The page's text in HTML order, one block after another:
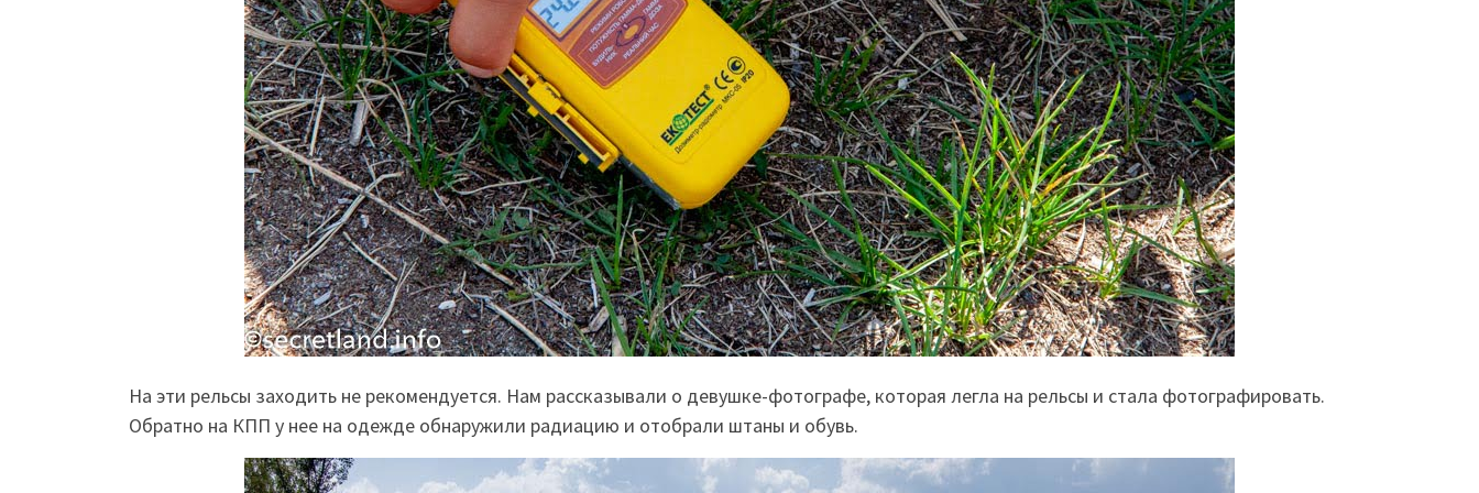
На эти рельсы заходить не рекомендуется. Нам рассказывали о девушке-фотографе, которая легла на рельсы и стала фотографировать.
Обратно на КПП у нее на одежде обнаружили радиацию и отобрали штаны и обувь.